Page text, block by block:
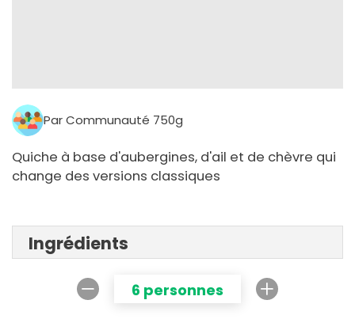
Par Communauté 750g
Quiche à base d'aubergines, d'ail et de chèvre qui
change des versions classiques
Ingrédients
6 personnes